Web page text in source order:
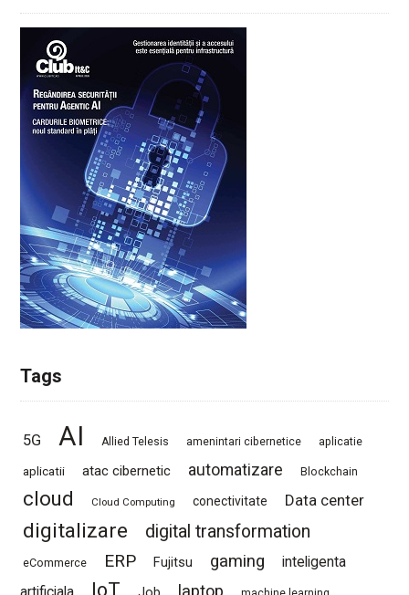
Tags
5G AI Allied Telesis amenintari cibernetice aplicatie
aplicatii atac cibernetic automatizare Blockchain
cloud Cloud Computing conectivitate Data center
digitalizare digital transformation
eCommerce ERP Fujitsu gaming
inteligenta
IoT laptop